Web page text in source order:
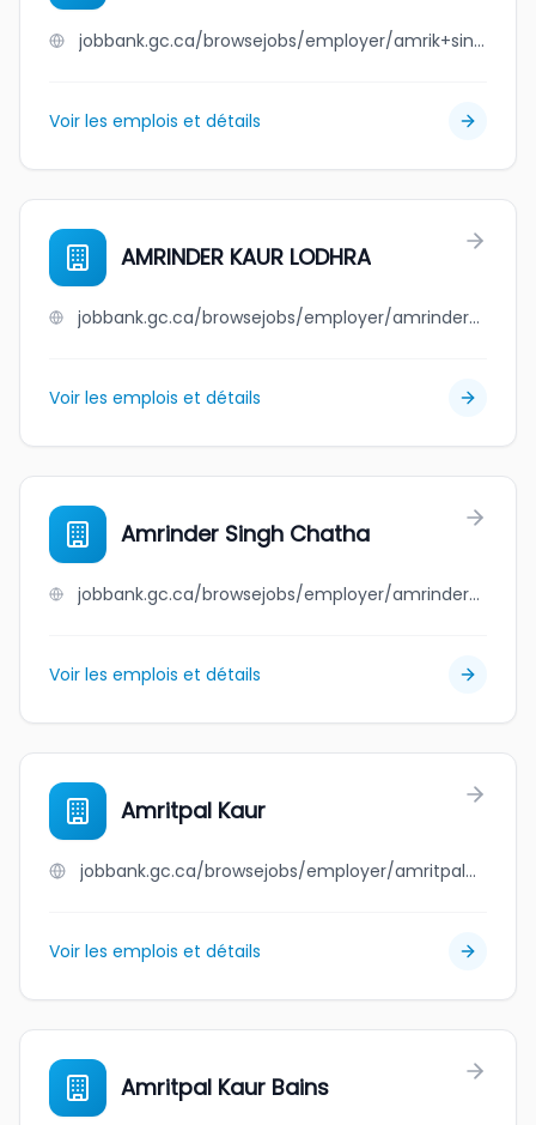
jobbank.gc.ca/browsejobs/employer/amrik+singh+mattu/ca
Voir les emplois et détails
AMRINDER KAUR LODHRA
jobbank.gc.ca/browsejobs/employer/amrinder+kaur+lodhra/ca
Voir les emplois et détails
Amrinder Singh Chatha
jobbank.gc.ca/browsejobs/employer/amrinder+singh+chatha/ca
Voir les emplois et détails
Amritpal Kaur
jobbank.gc.ca/browsejobs/employer/amritpal+kaur/ca
Voir les emplois et détails
Amritpal Kaur Bains